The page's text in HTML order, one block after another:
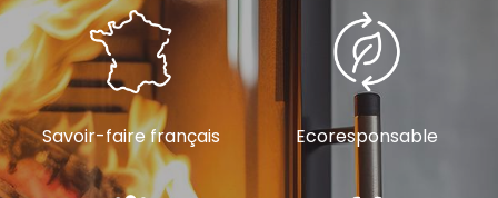
Savoir-faire français Ecoresponsable